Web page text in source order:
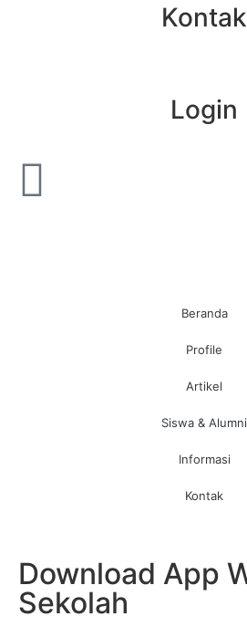
Kontak
Login
Beranda
Profile
Artikel
Siswa & Alumni
Informasi
Kontak
Download App
Sekolah